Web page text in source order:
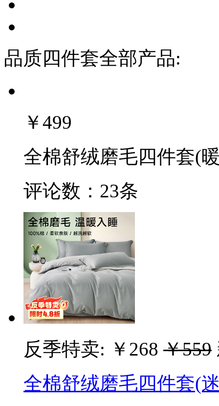
品质四件套全部产品:
￥499
全棉舒绒磨毛四件套(
评论数： 23条
反季特卖: ￥268 ￥559
全棉舒绒磨毛四件套(